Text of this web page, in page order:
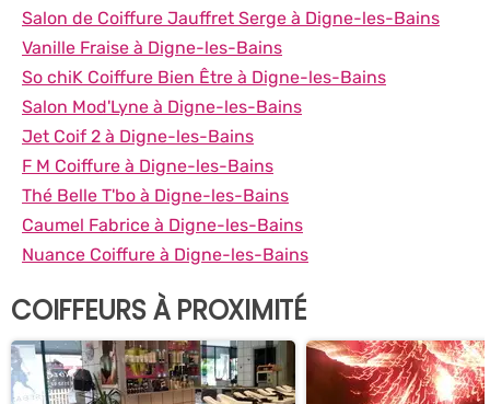
Salon de Coiffure Jauffret Serge à Digne-les-Bains
Vanille Fraise à Digne-les-Bains
So chiK Coiffure Bien Être à Digne-les-Bains
Salon Mod'Lyne à Digne-les-Bains
Jet Coif 2 à Digne-les-Bains
F M Coiffure à Digne-les-Bains
Thé Belle T'bo à Digne-les-Bains
Caumel Fabrice à Digne-les-Bains
Nuance Coiffure à Digne-les-Bains
COIFFEURS À PROXIMITÉ